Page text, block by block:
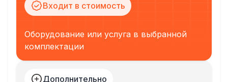
Входит в стоимость
Оборудование или услуга в выбранной
комплектации
Дополнительно